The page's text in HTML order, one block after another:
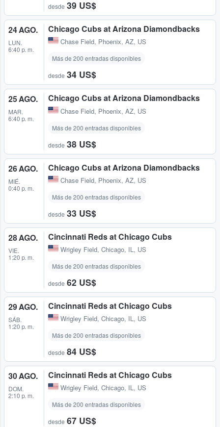
desde 39 US$
24 AGO.
LUN.
6:40 p. m.
Chicago Cubs at Arizona Diamondbacks
Chase Field, Phoenix, AZ, US
Más de 200 entradas disponibles
desde 34 US$
25 AGO.
MAR.
6:40 p. m.
Chicago Cubs at Arizona Diamondbacks
Chase Field, Phoenix, AZ, US
Más de 200 entradas disponibles
desde 38 US$
26 AGO.
MIÉ.
0:40 p. m.
Chicago Cubs at Arizona Diamondbacks
Chase Field, Phoenix, AZ, US
Más de 200 entradas disponibles
desde 33 US$
28 AGO.
VIE.
1:20 p. m.
Cincinnati Reds at Chicago Cubs
Wrigley Field, Chicago, IL, US
Más de 200 entradas disponibles
desde 62 US$
29 AGO.
SÁB.
1:20 p. m.
Cincinnati Reds at Chicago Cubs
Wrigley Field, Chicago, IL, US
Más de 200 entradas disponibles
desde 84 US$
30 AGO.
DOM.
2:10 p. m.
Cincinnati Reds at Chicago Cubs
Wrigley Field, Chicago, IL, US
Más de 200 entradas disponibles
desde 67 US$